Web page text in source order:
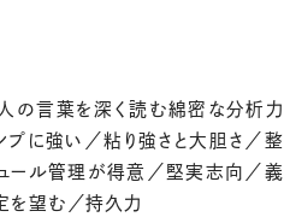
の言葉を深く読む綿密な分析力
プに強い／粘り強さと大胆さ／整
ール管理が得意／堅実志向／義
を望む／持久力